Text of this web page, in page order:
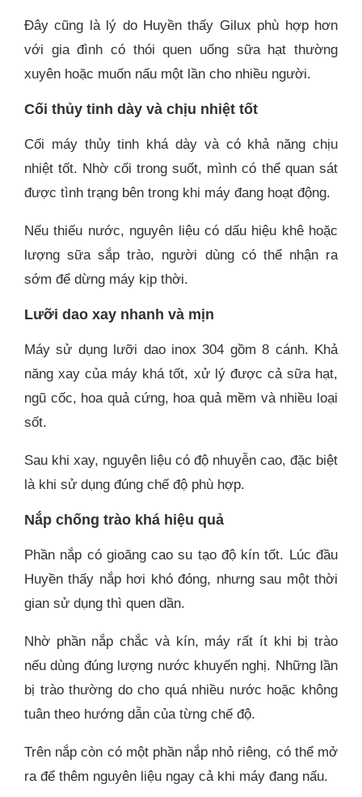
Đây cũng là lý do Huyền thấy Gilux phù hợp hơn
với gia đình có thói quen uống sữa hạt thường
xuyên hoặc muốn nấu một lần cho nhiều người.
Cối thủy tinh dày và chịu nhiệt tốt
Cối máy thủy tinh khá dày và có khả năng chịu
nhiệt tốt. Nhờ cối trong suốt, mình có thể quan sát
được tình trạng bên trong khi máy đang hoạt động.
Nếu thiếu nước, nguyên liệu có dấu hiệu khê hoặc
lượng sữa sắp trào, người dùng có thể nhận ra
sớm để dừng máy kịp thời.
Lưỡi dao xay nhanh và mịn
Máy sử dụng lưỡi dao inox 304 gồm 8 cánh. Khả
năng xay của máy khá tốt, xử lý được cả sữa hạt,
ngũ cốc, hoa quả cứng, hoa quả mềm và nhiều loại
sốt.
Sau khi xay, nguyên liệu có độ nhuyễn cao, đặc biệt
là khi sử dụng đúng chế độ phù hợp.
Nắp chống trào khá hiệu quả
Phần nắp có gioăng cao su tạo độ kín tốt. Lúc đầu
Huyền thấy nắp hơi khó đóng, nhưng sau một thời
gian sử dụng thì quen dần.
Nhờ phần nắp chắc và kín, máy rất ít khi bị trào
nếu dùng đúng lượng nước khuyến nghị. Những lần
bị trào thường do cho quá nhiều nước hoặc không
tuân theo hướng dẫn của từng chế độ.
Trên nắp còn có một phần nắp nhỏ riêng, có thể mở
ra để thêm nguyên liệu ngay cả khi máy đang nấu.